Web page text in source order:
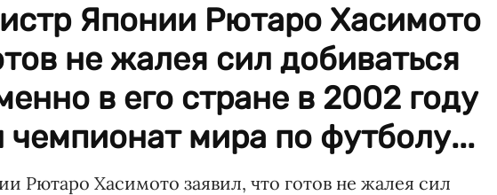
Японии Рютаро Хасимото
не жалея сил добиваться
в его стране в 2002 году
мира по футболу...
Рютаро Хасимото заявил, что готов не жалея сил